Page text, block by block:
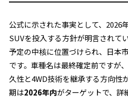
公式に示された事実として、2026
SUVを投入する方針が明言されて
予定の中核に位置づけられ、日本
です。車種名は最終確定前ですが
久性と4WD技術を継承する方向性
期は2026年内がターゲットで、詳